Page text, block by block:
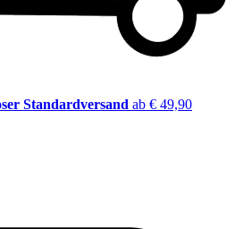
Standardversand ab € 49,90